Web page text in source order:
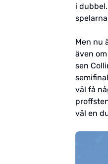
i
Men nu
även
sen
väl få
väl en